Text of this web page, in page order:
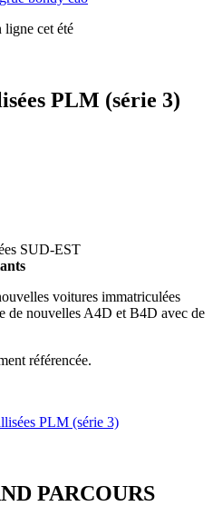
ligne cet été
PLM (série 3)
SUD-EST
voitures immatriculées
nouvelles A4D et B4D avec de
référencée.
PLM (série 3)
PARCOURS